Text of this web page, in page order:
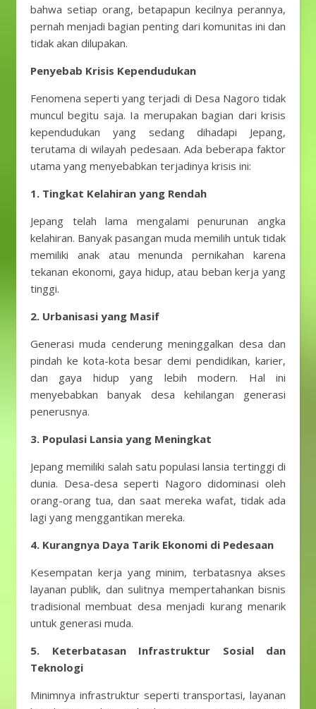
bahwa setiap orang, betapapun kecilnya perannya,
pernah menjadi bagian penting dari komunitas ini dan
tidak akan dilupakan.
Penyebab Krisis Kependudukan
Fenomena seperti yang terjadi di Desa Nagoro tidak
muncul begitu saja. Ia merupakan bagian dari krisis
kependudukan yang sedang dihadapi Jepang,
terutama di wilayah pedesaan. Ada beberapa faktor
utama yang menyebabkan terjadinya krisis ini:
1. Tingkat Kelahiran yang Rendah
Jepang telah lama mengalami penurunan angka
kelahiran. Banyak pasangan muda memilih untuk tidak
memiliki anak atau menunda pernikahan karena
tekanan ekonomi, gaya hidup, atau beban kerja yang
tinggi.
2. Urbanisasi yang Masif
Generasi muda cenderung meninggalkan desa dan
pindah ke kota-kota besar demi pendidikan, karier,
dan gaya hidup yang lebih modern. Hal ini
menyebabkan banyak desa kehilangan generasi
penerusnya.
3. Populasi Lansia yang Meningkat
Jepang memiliki salah satu populasi lansia tertinggi di
dunia. Desa-desa seperti Nagoro didominasi oleh
orang-orang tua, dan saat mereka wafat, tidak ada
lagi yang menggantikan mereka.
4. Kurangnya Daya Tarik Ekonomi di Pedesaan
Kesempatan kerja yang minim, terbatasnya akses
layanan publik, dan sulitnya mempertahankan bisnis
tradisional membuat desa menjadi kurang menarik
untuk generasi muda.
5.
Keterbatasan Infrastruktur Sosial dan
Teknologi
Minimnya infrastruktur seperti transportasi, layanan